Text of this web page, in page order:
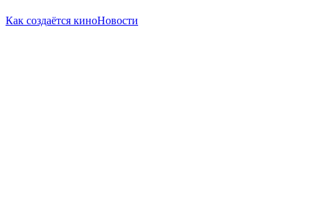
Как создаётся киноНовости